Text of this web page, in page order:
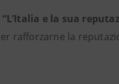
“L’Italia e la sua
rafforzarne la